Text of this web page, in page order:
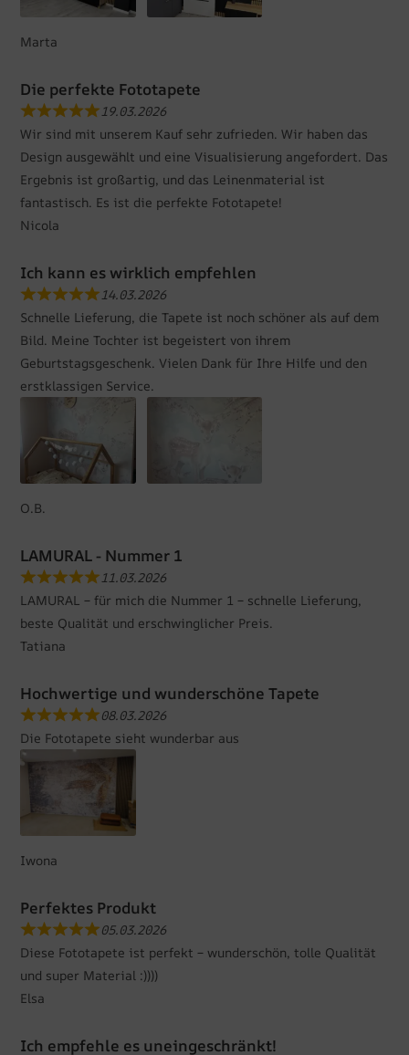
Marta
Die perfekte Fototapete
19.03.2026
Wir sind mit unserem Kauf sehr zufrieden. Wir haben das
Design ausgewählt und eine Visualisierung angefordert. Das
Ergebnis ist großartig, und das Leinenmaterial ist
fantastisch. Es ist die perfekte Fototapete!
Nicola
Ich kann es wirklich empfehlen
14.03.2026
Schnelle Lieferung, die Tapete ist noch schöner als auf dem
Bild. Meine Tochter ist begeistert von ihrem
Geburtstagsgeschenk. Vielen Dank für Ihre Hilfe und den
erstklassigen Service.
O.B.
LAMURAL - Nummer 1
11.03.2026
LAMURAL – für mich die Nummer 1 – schnelle Lieferung,
beste Qualität und erschwinglicher Preis.
Tatiana
Hochwertige und wunderschöne Tapete
08.03.2026
Die Fototapete sieht wunderbar aus
Iwona
Perfektes Produkt
05.03.2026
Diese Fototapete ist perfekt – wunderschön, tolle Qualität
und super Material :))))
Elsa
Ich empfehle es uneingeschränkt!